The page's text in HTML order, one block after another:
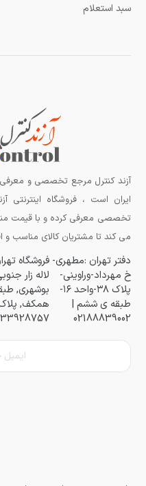
سبد استعلام
آزند کنترل مرجع تخصصی و
ایران است ، فروشگاه اینترنتی
تخصصی معرفی کرده و با قیمت
می کند تا مشتریان کالای مناسب و
دفتر تهران :مطهری-
خ مهرداد-وراوینی-
پلاک ۳۸-واحد ۱۶-
طبقه ی ششم |
02188839002
فروشگاه
لاله زار
بوشهری,
همکف, پلاک